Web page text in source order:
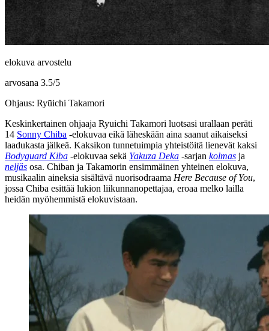
elokuva arvostelu
arvosana 3.5/5
Ohjaus: Ryūichi Takamori
Keskinkertainen ohjaaja Ryuichi Takamori luotsasi urallaan peräti
14 Sonny Chiba ‑elokuvaa eikä läheskään aina saanut aikaiseksi
laadukasta jälkeä. Kaksikon tunnetuimpia yhteistöitä lienevät kaksi
Bodyguard Kiba ‑elokuvaa sekä Yakuza Deka ‑sarjan kolmas ja
neljäs osa. Chiban ja Takamorin ensimmäinen yhteinen elokuva,
musikaalin aineksia sisältävä nuorisodraama Here Because of You,
jossa Chiba esittää lukion liikunnanopettajaa, eroaa melko lailla
heidän myöhemmistä elokuvistaan.